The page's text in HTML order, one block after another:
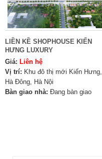
LIỀN KỀ SHOPHOUSE KIẾN
HƯNG LUXURY
Giá: Liên hệ
Vị trí: Khu đô thị mới Kiến Hưng,
Hà Đông, Hà Nội
Bàn giao nhà: Đang bàn giao